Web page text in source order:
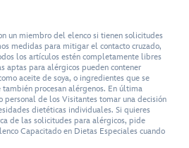
un miembro del elenco si tienen solicitudes
medidas para mitigar el contacto cruzado,
los artículos estén completamente libres
aptas para alérgicos pueden contener
aceite de soya, o ingredientes que se
también procesan alérgenos. En última
personal de los Visitantes tomar una decisión
dietéticas individuales. Si quieres
de las solicitudes para alérgicos, pide
Capacitado en Dietas Especiales cuando